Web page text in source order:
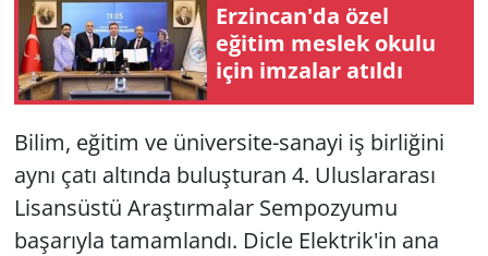
Erzincan'da özel
eğitim meslek okulu
için imzalar atıldı
Bilim, eğitim ve üniversite-sanayi iş birliğini
aynı çatı altında buluşturan 4. Uluslararası
Lisansüstü Araştırmalar Sempozyumu
başarıyla tamamlandı. Dicle Elektrik'in ana